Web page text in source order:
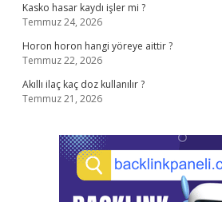
Kasko hasar kaydı işler mi ?
Temmuz 24, 2026
Horon horon hangi yöreye aittir ?
Temmuz 22, 2026
Akıllı ilaç kaç doz kullanılır ?
Temmuz 21, 2026